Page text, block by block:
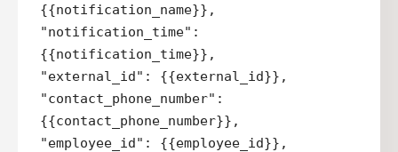
{{notification_name}},
"notification_time":
{{notification_time}},
"external_id": {{external_id}},
"contact_phone_number":
{{contact_phone_number}},
"employee_id": {{employee_id}},